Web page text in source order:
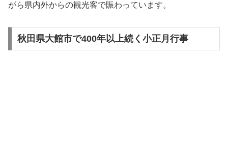
がら県内外からの観光客で賑わっています。
秋田県大館市で400年以上続く小正月行事